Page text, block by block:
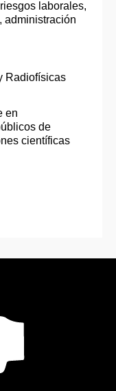
laborales,
administración
Radiofísicas
en
de
científicas